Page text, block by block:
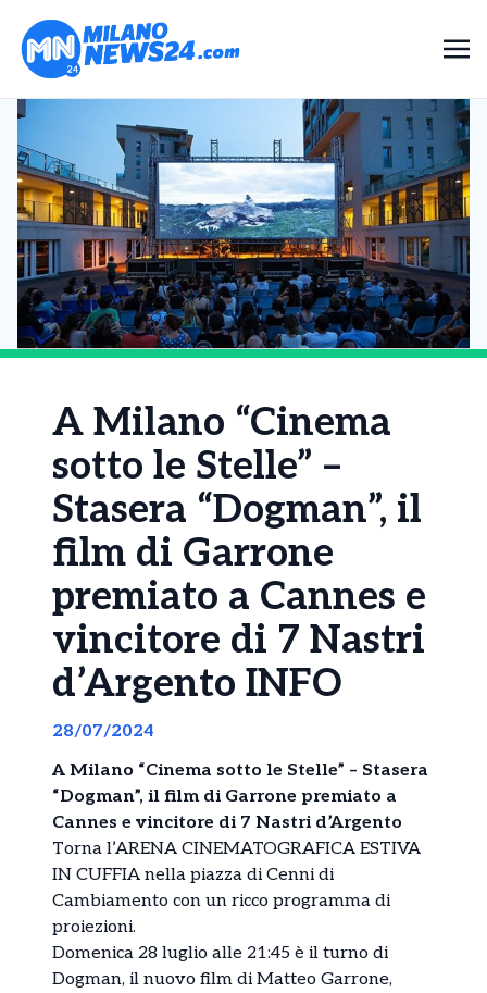
A Milano “Cinema
sotto le Stelle” –
Stasera “Dogman”, il
film di Garrone
premiato a Cannes e
vincitore di 7 Nastri
d’Argento INFO
28/07/2024
A Milano “Cinema sotto le Stelle” – Stasera
“Dogman”, il film di Garrone premiato a
Cannes e vincitore di 7 Nastri d’Argento
Torna l’ARENA CINEMATOGRAFICA ESTIVA
IN CUFFIA nella piazza di Cenni di
Cambiamento con un ricco programma di
proiezioni.
Domenica 28 luglio alle 21:45 è il turno di
Dogman, il nuovo film di Matteo Garrone,